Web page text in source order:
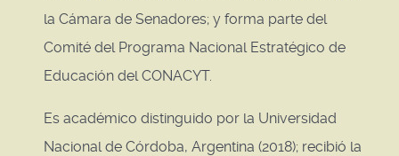
la Cámara de Senadores; y forma parte del
Comité del Programa Nacional Estratégico de
Educación del CONACYT.
Es académico distinguido por la Universidad
Nacional de Córdoba, Argentina (2018); recibió la